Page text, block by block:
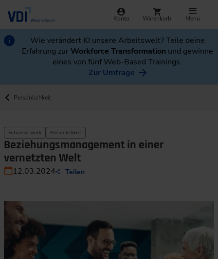
Konto Warenkorb Menü
Wie verändert KI unsere Arbeitswelt? Teile deine
Erfahrung zurWorkforce Transformation und gewinne
eines von fünf Web-Based Trainings.
Zur Umfrage
Persönlichkeit
Future of work Persönlichkeit
Beziehungsmanagement in einer
vernetzten Welt
12.03.2024 Teilen